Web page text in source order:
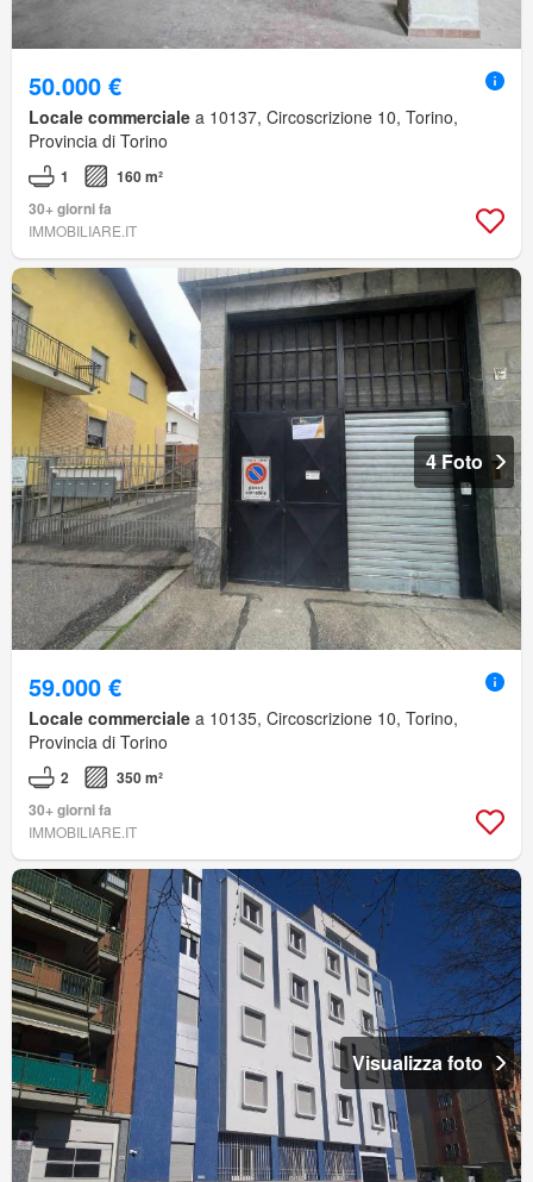
50.000 €
Locale commerciale a 10137, Circoscrizione 10, Torino,
Provincia di Torino
1
160 m²
30+ giorni fa
IMMOBILIARE.IT
4 Foto
59.000 €
Locale commerciale a 10135, Circoscrizione 10, Torino,
Provincia di Torino
2
350 m²
30+ giorni fa
IMMOBILIARE.IT
Visualizza foto